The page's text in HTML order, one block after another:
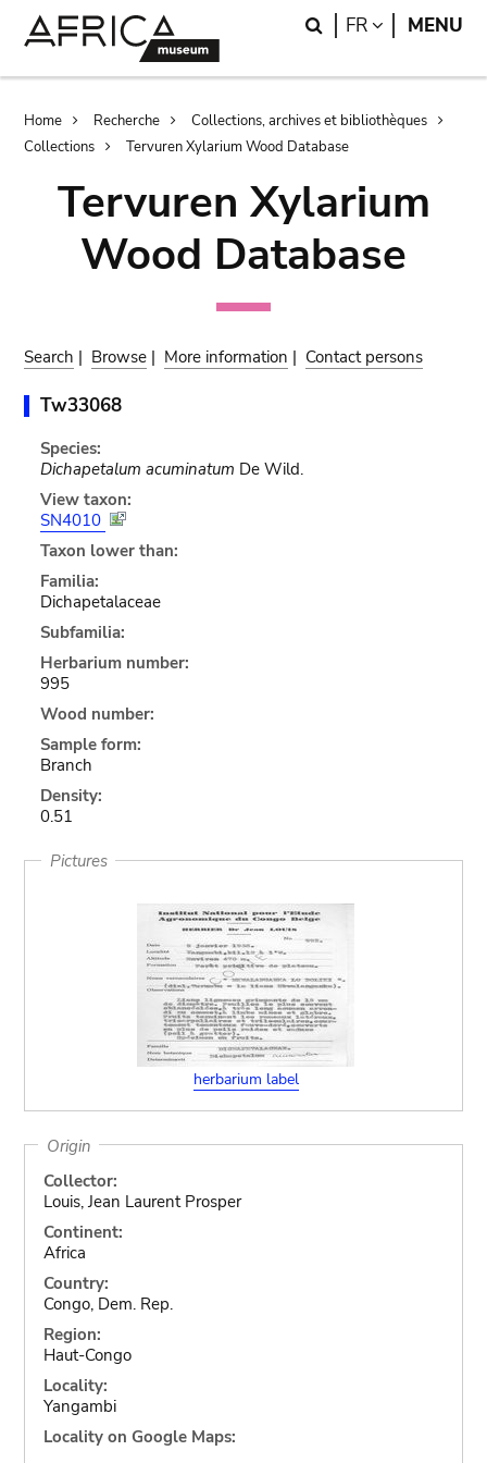
Search
FR LANGUAGE
MENU
Breadcrumb
Home Recherche
Collections, archives et bibliothèques
Collections
Tervuren Xylarium Wood Database
Tervuren Xylarium
Wood Database
Search | Browse | More information | Contact persons
Tw33068
Species:
Dichapetalum acuminatum De Wild.
View taxon:
SN4010
Taxon lower than:
Familia:
Dichapetalaceae
Subfamilia:
Herbarium number:
995
Wood number:
Sample form:
Branch
Density:
0.51
Pictures
herbarium label
Origin
Collector:
Louis, Jean Laurent Prosper
Continent:
Africa
Country:
Congo, Dem. Rep.
Region:
Haut-Congo
Locality:
Yangambi
Locality on Google Maps: